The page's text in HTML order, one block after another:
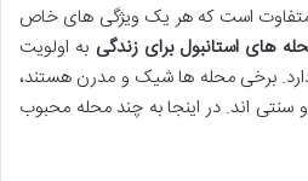
متفاوت است که هر یک ویژگی های خاص
های استانبول برای زندگی به اولویت
برخی محله ها شیک و مدرن هستند،
سنتی اند. در اینجا به چند محله محبوب